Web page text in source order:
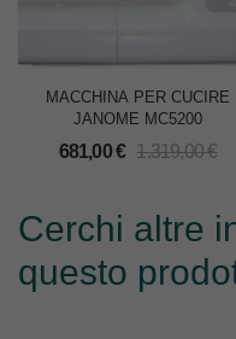
MACCHINA PER CUCIRE
JANOME MC5200
681,00€ 1.319,00€
Cerchi altre
questo